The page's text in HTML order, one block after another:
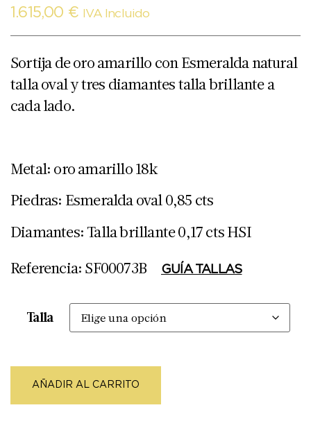
1.615,00 € IVA Incluido
Sortija de oro amarillo con Esmeralda natural
talla oval y tres diamantes talla brillante a
cada lado.
Metal: oro amarillo 18k
Piedras: Esmeralda oval 0,85 cts
Diamantes: Talla brillante 0,17 cts HSI
Referencia: SF00073B
GUÍA TALLAS
Talla
AÑADIR AL CARRITO